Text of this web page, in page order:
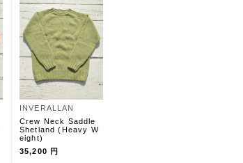
INVERALLAN
Crew Neck Saddle
Shetland (Heavy W
eight)
35,200 円